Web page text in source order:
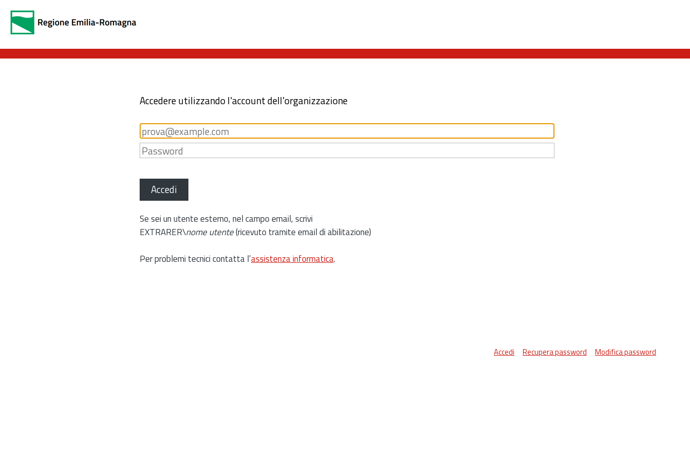
Accedere utilizzando l'account dell'organizzazione
Accedi
Se sei un utente esterno, nel campo email, scrivi
EXTRARER\nome utente(ricevuto tramite email di abilitazione)
Per problemi tecnici contatta l’assistenza informatica.
Accedi Recupera password Modifica password